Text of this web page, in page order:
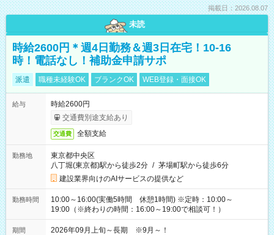
掲載日：2026.08.07
未読
時給2600円＊週4日勤務＆週3日在宅！10-16
時！電話なし！補助金申請サポ
派遣 職種未経験OK ブランクOK WEB登録・面接OK
給与
時給2600円
交通費別途支給あり
交通費 全額支給
勤務地
東京都中央区
八丁堀(東京都)駅から徒歩2分 / 茅場町駅から徒歩6分
建設業界向けのAIサービスの提供など
勤務時間
10:00～16:00(実働5時間 休憩1時間) ※定時：10:00～
19:00（※終わりの時間：16:00～19:00で相談可！）
期間 2026年09月上旬～長期 ※9月～！